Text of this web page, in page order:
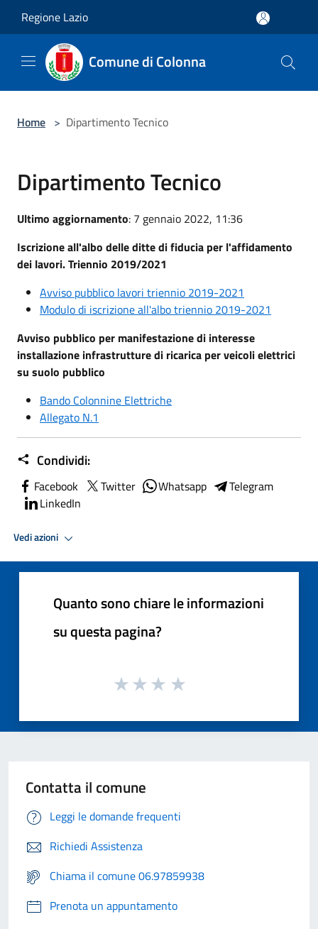
Regione Lazio
Comune di Colonna
Home > Dipartimento Tecnico
Dipartimento Tecnico
Ultimo aggiornamento: 7 gennaio 2022, 11:36
Iscrizione all'albo delle ditte di fiducia per l'affidamento
dei lavori. Triennio 2019/2021
Avviso pubblico lavori triennio 2019-2021
Modulo di iscrizione all'albo triennio 2019-2021
Avviso pubblico per manifestazione di interesse
installazione infrastrutture di ricarica per veicoli elettrici
su suolo pubblico
Bando Colonnine Elettriche
Allegato N.1
Condividi:
Facebook Twitter Whatsapp
Telegram
LinkedIn
Vedi azioni
Quanto sono chiare le informazioni
su questa pagina?
Contatta il comune
Leggi le domande frequenti
Richiedi Assistenza
Chiama il comune 06.97859938
Prenota un appuntamento